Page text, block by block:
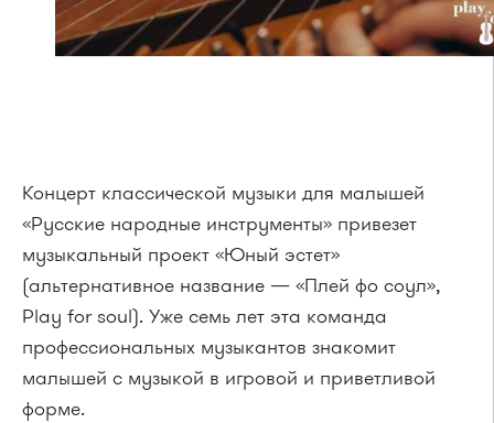
Концерт классической музыки для малышей
«Русские народные инструменты» привезет
музыкальный проект «Юный эстет»
(альтернативное название — «Плей фо соул»,
Play for soul). Уже семь лет эта команда
профессиональных музыкантов знакомит
малышей с музыкой в игровой и приветливой
форме.